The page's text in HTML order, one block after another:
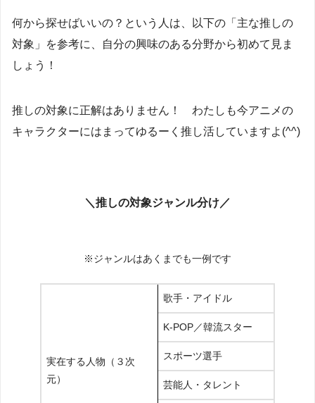
何から探せばいいの？という人は、以下の「主な推しの
対象」を参考に、自分の興味のある分野から初めて見ま
しょう！
推しの対象に正解はありません！ わたしも今アニメの
キャラクターにはまってゆるーく推し活していますよ(^^)
＼推しの対象ジャンル分け／
※ジャンルはあくまでも一例です
実在する人物（３次
元）
歌手・アイドル
K-POP／韓流スター
スポーツ選手
芸能人・タレント